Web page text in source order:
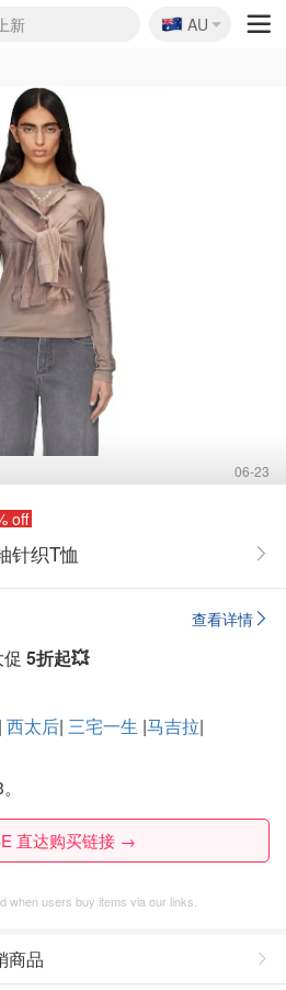
汇总
拍
折起
肤1折
$50
板价
6折
折
$29
票6折
香薰
$525
折起
折
折
仪$881
次日达
折
$529
🇦🇺
AU
06-23
off
针织T恤
查看详情
5折起💥
| 西太后| 三宅一生 |马吉拉|
直达购买链接 →
when users buy items via our links.
商品